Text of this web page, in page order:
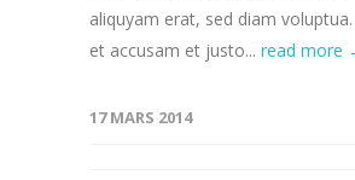
aliquyam erat, sed diam
et accusam et justo... read more
17 MARS 2014